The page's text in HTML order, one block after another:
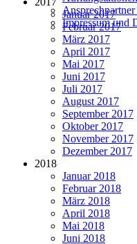
Impressum und
Januar 2017
Februar 2017
März 2017
April 2017
Mai 2017
Juni 2017
Juli 2017
August 2017
September 2017
Oktober 2017
November 2017
Dezember 2017
2018
Januar 2018
Februar 2018
März 2018
April 2018
Mai 2018
Juni 2018